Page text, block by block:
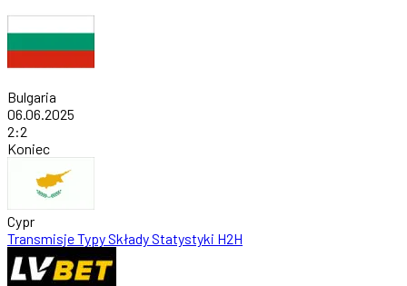
Bulgaria
06.06.2025
2:2
Koniec
Cypr
TransmisjeTypySkładyStatystyki H2H